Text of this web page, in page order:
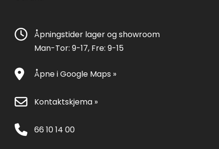
Åpningstider lager og showroom
Man-Tor: 9-17, Fre: 9-15
Åpne i Google Maps »
Kontaktskjema »
66 10 14 00